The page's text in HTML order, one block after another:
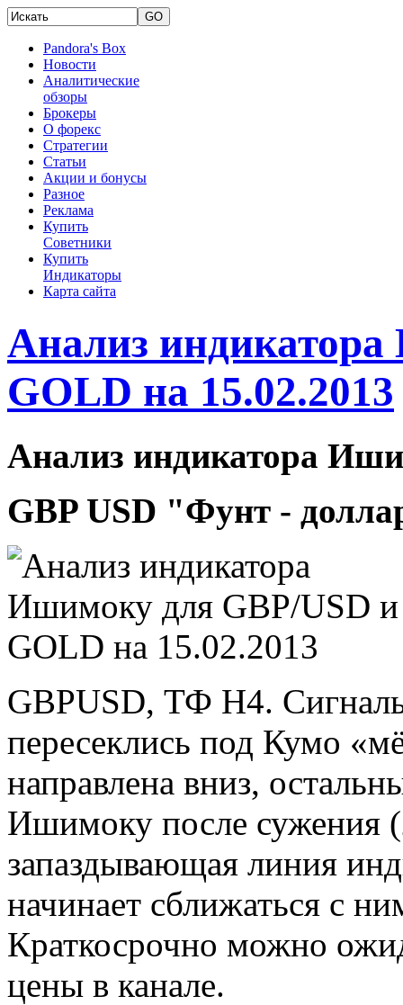
Pandora's Box
Новости
Аналитические
обзоры
Брокеры
О форекс
Стратегии
Статьи
Акции и бонусы
Разное
Реклама
Купить
Советники
Купить
Индикаторы
Карта сайта
Анализ
GOLD на 15.02.2013
Анализ индикатора
GBP USD "Фунт -
GBPUSD, ТФ Н4.
пересеклись под Кумо
направлена вниз,
Ишимоку после сужения
запаздывающая линия
начинает сближаться с
Краткосрочно можно
цены в канале.